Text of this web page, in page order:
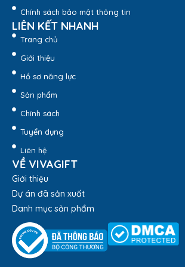
Mực ra liên tục, không bị đứt quãng,
có trải nghiệm viết tay thoải mái.
Các chi tiết trên bút được đánh
sắc nét.
Dễ dàng khắc tên, in logo theo yêu
Chính sách bảo mật thông tin
LIÊN KẾT NHANH
Trang chủ
Giới thiệu
Hồ sơ năng lực
Sản phẩm
Chính sách
Tuyển dụng
Liên hệ
VỀ VIVAGIFT
Giới thiệu
Dự án đã sản xuất
Danh mục sản phẩm